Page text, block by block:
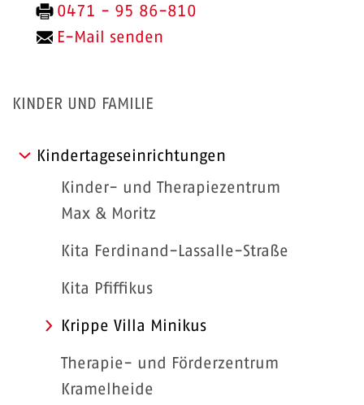
0471 - 95 86-810
E-Mail senden
KINDER UND FAMILIE
Kindertageseinrichtungen
Kinder- und Therapiezentrum
Max & Moritz
Kita Ferdinand-Lassalle-Straße
Kita Pfiffikus
Krippe Villa Minikus
Therapie- und Förderzentrum
Kramelheide